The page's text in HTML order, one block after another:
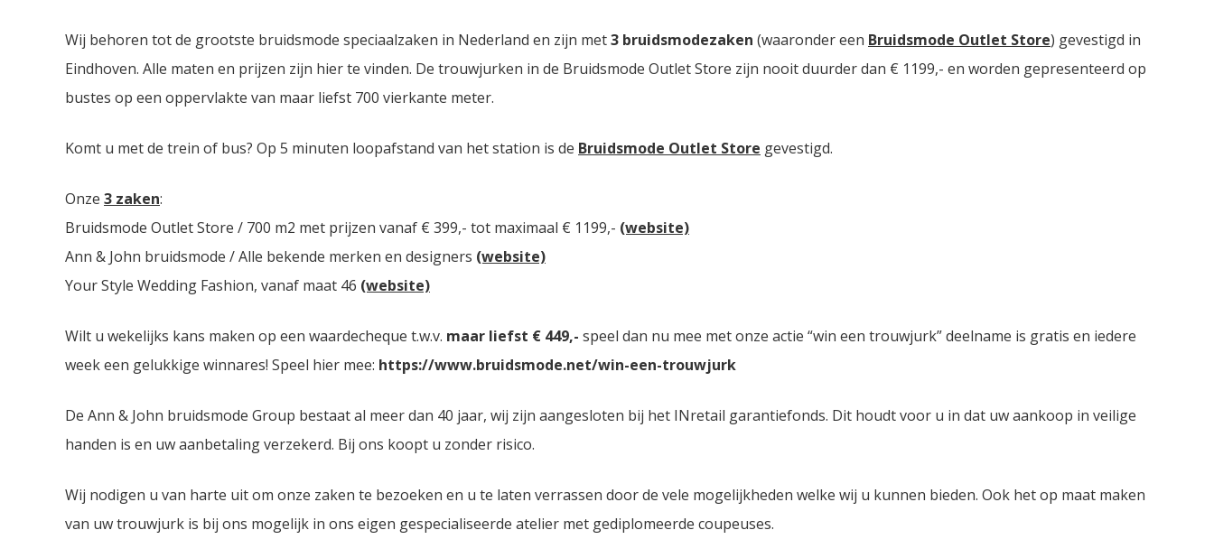
Wij behoren tot de grootste bruidsmode speciaalzaken in Nederland en zijn met3 bruidsmodezaken (waaronder een Bruidsmode Outlet Store) gevestigd in
Eindhoven. Alle maten en prijzen zijn hier te vinden. De trouwjurken in de Bruidsmode Outlet Store zijn nooit duurder dan € 1199,- en worden gepresenteerd op
bustes op een oppervlakte van maar liefst 700 vierkante meter.
Komt u met de trein of bus? Op 5 minuten loopafstand van het station is de Bruidsmode Outlet Store gevestigd.
Onze 3 zaken:
Bruidsmode Outlet Store / 700 m2 met prijzen vanaf € 399,- tot maximaal € 1199,- (website)
Ann & John bruidsmode / Alle bekende merken en designers (website)
Your Style Wedding Fashion, vanaf maat 46 (website)
Wilt u wekelijks kans maken op een waardecheque t.w.v. maar liefst € 449,- speel dan nu mee met onze actie “win een trouwjurk” deelname is gratis en iedere
week een gelukkige winnares! Speel hier mee: https://www.bruidsmode.net/win-een-trouwjurk
De Ann & John bruidsmode Group bestaat al meer dan 40 jaar, wij zijn aangesloten bij het INretail garantiefonds. Dit houdt voor u in dat uw aankoop in veilige
handen is en uw aanbetaling verzekerd. Bij ons koopt u zonder risico.
Wij nodigen u van harte uit om onze zaken te bezoeken en u te laten verrassen door de vele mogelijkheden welke wij u kunnen bieden. Ook het op maat maken
van uw trouwjurk is bij ons mogelijk in ons eigen gespecialiseerde atelier met gediplomeerde coupeuses.